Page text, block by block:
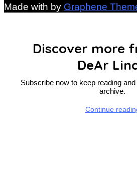
Made with by Graphene
Discover more
DeAr
Subscribe now to keep reading
archive.
Continue